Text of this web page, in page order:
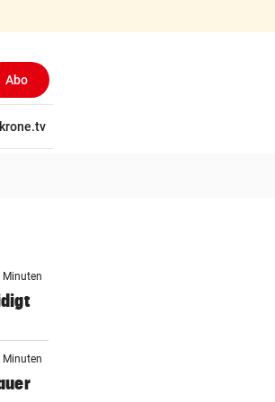
Abo
krone.tv
Minuten
Minuten